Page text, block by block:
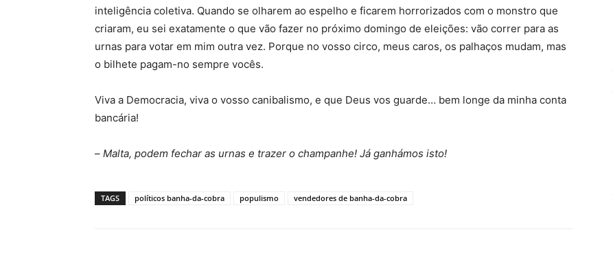
inteligência coletiva. Quando se olharem ao espelho e ficarem horrorizados com o monstro que
criaram, eu sei exatamente o que vão fazer no próximo domingo de eleições: vão correr para as
urnas para votar em mim outra vez. Porque no vosso circo, meus caros, os palhaços mudam, mas
o bilhete pagam-no sempre vocês.
Viva a Democracia, viva o vosso canibalismo, e que Deus vos guarde… bem longe da minha conta
bancária!
– Malta, podem fechar as urnas e trazer o champanhe! Já ganhámos isto!
TAGS políticos banha-da-cobra populismo vendedores de banha-da-cobra